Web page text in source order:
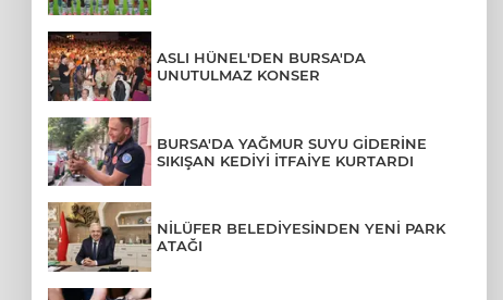
ASLI HÜNEL'DEN BURSA'DA
UNUTULMAZ KONSER
BURSA'DA YAĞMUR SUYU GİDERİNE
SIKIŞAN KEDİYİ İTFAİYE KURTARDI
NİLÜFER BELEDİYESİNDEN YENİ PARK
ATAĞI